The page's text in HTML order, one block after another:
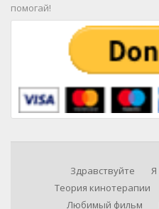
помогай!
Здравствуйте Я
Теория кинотерапии
Любимый фильм